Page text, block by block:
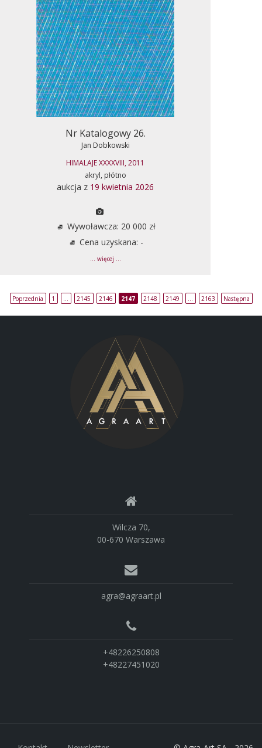
Nr Katalogowy 26.
Jan Dobkowski
HIMALAJE XXXXVIII, 2011
akryl, płótno
aukcja z 19 kwietnia 2026
Wywoławcza: 20 000 zł
Cena uzyskana: -
... więcej ...
Poprzednia 1 2145 2146 2147 2148 2149 2163 Następna
Wilcza 70,
00-670 Warszawa
agra@agraart.pl
+48226250808
+48227451020